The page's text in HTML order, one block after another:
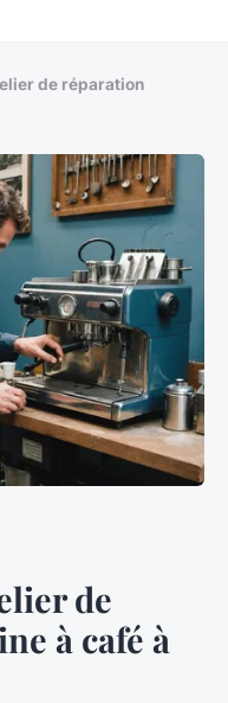
de réparation
de
à café à